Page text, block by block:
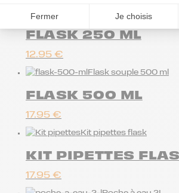
Fermer Je choisis
Flasque souple 250 ml
FLASK 250 ML
12.95 €
Flask souple 500 ml
FLASK 500 ML
17.95 €
Kit pipettes flask
KIT PIPETTES
17.95 €